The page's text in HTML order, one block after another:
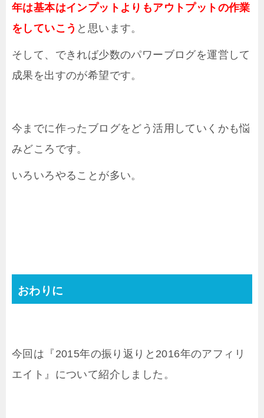
年は基本はインプットよりもアウトプットの作業
をしていこう と思います。
そして、できれば少数のパワーブログを運営して
成果を出すのが希望です。
今までに作ったブログをどう活用していくかも悩
みどころです。
いろいろやることが多い。
おわりに
今回は『2015年の振り返りと2016年のアフィリ
エイト』について紹介しました。